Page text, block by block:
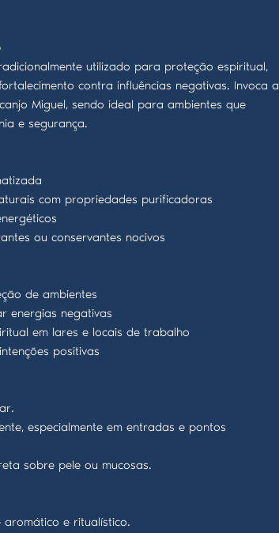
utilizado para proteção espiritual,
contra influências negativas. Invoca a
Miguel, sendo ideal para ambientes que
e segurança.
com propriedades purificadoras
ou conservantes nocivos
de ambientes
energias negativas
em lares e locais de trabalho
positivas
especialmente em entradas e pontos
sobre pele ou mucosas.
aromático e ritualístico.